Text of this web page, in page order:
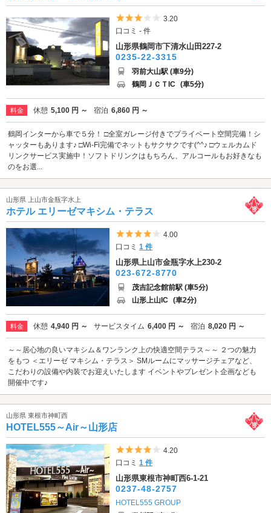
5つ星のうち3
3.20
口コミ - 件
山形県鶴岡市下清水山田227-2
0235-22-3315
羽前大山駅 (車9分)
鶴岡ＪＣＴIC (車5分)
料金 休憩 5,100 円 ～ 宿泊 6,860 円 ～
鶴岡インターから車で５分！ □全室ガレージ付きでプライベート空間完備！シ
ャッターもあります♪ □Wi-Fi完備でネットもサクサクです(^^♪ □ウェルカムド
リンクサービス実施中！ソフトドリンクはもちろん、アルコールもお好きなも
のをお選...
山形県 上山市金瓶字水上
ホテル エリーゼマキシム・テラス
5つ星のうち4
4.00
口コミ1 件
山形県上山市金瓶字水上230-2
023-672-8770
茂吉記念館前駅 (車5分)
山形上山IC (車2分)
料金 休憩 4,940 円 ～ サービスタイム 6,400 円 ～ 宿泊 8,020 円 ～
～～居心地の良いマキシム＆ワンランク上の快適空間テラス～～ ２つの魅力
をもつ ＜エリーゼ マキシム・テラス＞ SMルームにマッサージチェアなど、
こだわりの設備や内装でお迎えいたします イベントやプレゼント企画なども
開催中です♪
山形県 東根市神町西
HOTEL555～Air～山形店
5つ星のうち4
4.20
口コミ1 件
山形県東根市神町西6-1-21
0237-48-2757
HOTEL555 GROUP